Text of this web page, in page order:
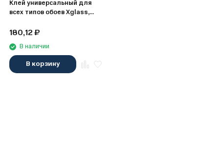
Клей универсальный для
всех типов обоев Xglass,
180,12₽
В наличии
В корзину